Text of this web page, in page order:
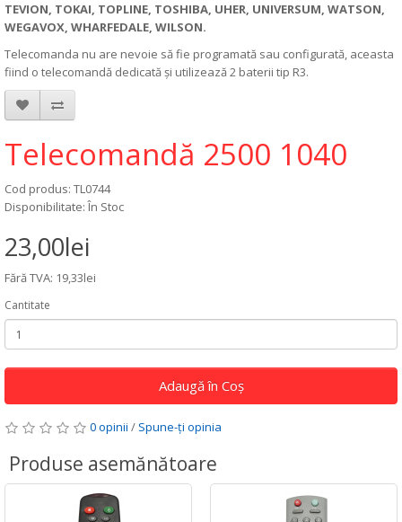
TEVION, TOKAI, TOPLINE, TOSHIBA, UHER, UNIVERSUM, WATSON,
WEGAVOX, WHARFEDALE, WILSON.
Telecomanda nu are nevoie să fie programată sau configurată, aceasta
fiind o telecomandă dedicată și utilizează 2 baterii tip R3.
Telecomandă 2500 1040
Cod produs: TL0744
Disponibilitate: În Stoc
23,00lei
Fără TVA: 19,33lei
Cantitate
Adaugă în Coş
0 opinii / Spune-ţi opinia
Produse asemănătoare